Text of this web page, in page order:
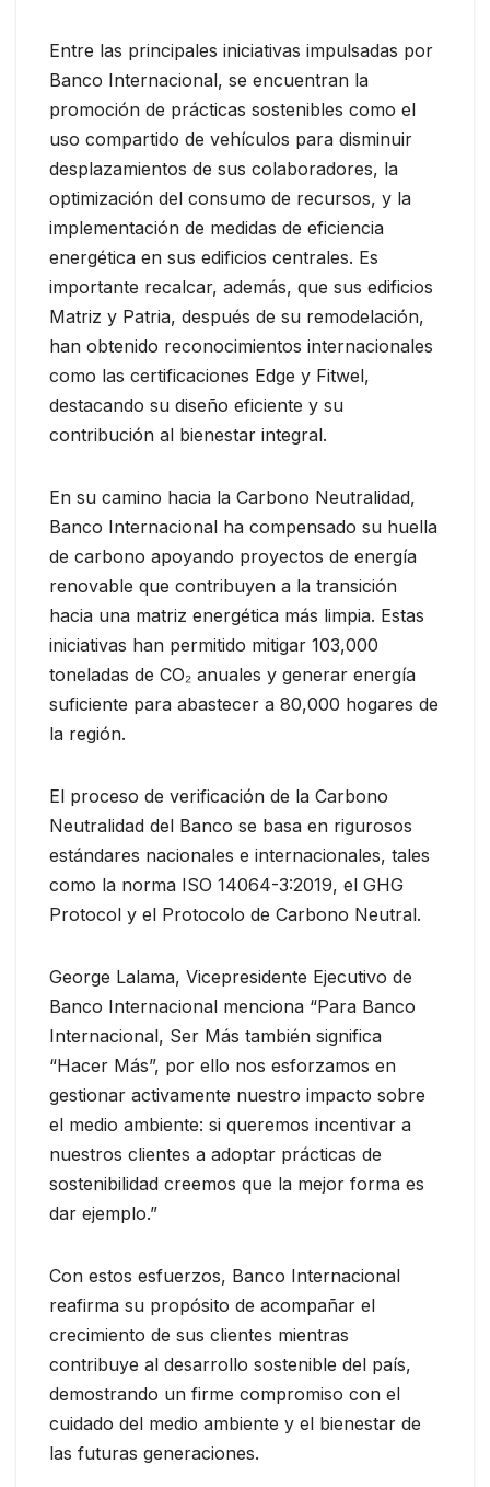
Entre las principales iniciativas impulsadas por
Banco Internacional, se encuentran la
promoción de prácticas sostenibles como el
uso compartido de vehículos para disminuir
desplazamientos de sus colaboradores, la
optimización del consumo de recursos, y la
implementación de medidas de eficiencia
energética en sus edificios centrales. Es
importante recalcar, además, que sus edificios
Matriz y Patria, después de su remodelación,
han obtenido reconocimientos internacionales
como las certificaciones Edge y Fitwel,
destacando su diseño eficiente y su
contribución al bienestar integral.
En su camino hacia la Carbono Neutralidad,
Banco Internacional ha compensado su huella
de carbono apoyando proyectos de energía
renovable que contribuyen a la transición
hacia una matriz energética más limpia. Estas
iniciativas han permitido mitigar 103,000
toneladas de CO₂ anuales y generar energía
suficiente para abastecer a 80,000 hogares de
la región.
El proceso de verificación de la Carbono
Neutralidad del Banco se basa en rigurosos
estándares nacionales e internacionales, tales
como la norma ISO 14064-3:2019, el GHG
Protocol y el Protocolo de Carbono Neutral.
George Lalama, Vicepresidente Ejecutivo de
Banco Internacional menciona “Para Banco
Internacional, Ser Más también significa
“Hacer Más”, por ello nos esforzamos en
gestionar activamente nuestro impacto sobre
el medio ambiente: si queremos incentivar a
nuestros clientes a adoptar prácticas de
sostenibilidad creemos que la mejor forma es
dar ejemplo.”
Con estos esfuerzos, Banco Internacional
reafirma su propósito de acompañar el
crecimiento de sus clientes mientras
contribuye al desarrollo sostenible del país,
demostrando un firme compromiso con el
cuidado del medio ambiente y el bienestar de
las futuras generaciones.